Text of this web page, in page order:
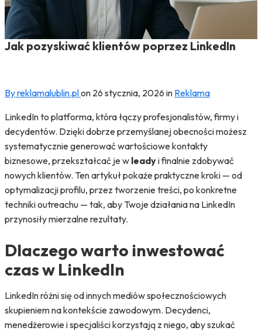
Jak pozyskiwać klientów poprzez LinkedIn
By reklamalublin.plon 26 stycznia, 2026 in Reklama
LinkedIn to platforma, która łączy profesjonalistów, firmy i
decydentów. Dzięki dobrze przemyślanej obecności możesz
systematycznie generować wartościowe kontakty
biznesowe, przekształcać je w leadyi finalnie zdobywać
nowych klientów. Ten artykuł pokaże praktyczne kroki — od
optymalizacji profilu, przez tworzenie treści, po konkretne
techniki outreachu — tak, aby Twoje działania na LinkedIn
przynosiły mierzalne rezultaty.
Dlaczego warto inwestować
czas w LinkedIn
LinkedIn różni się od innych mediów społecznościowych
skupieniem na kontekście zawodowym. Decydenci,
menedżerowie i specjaliści korzystają z niego, aby szukać